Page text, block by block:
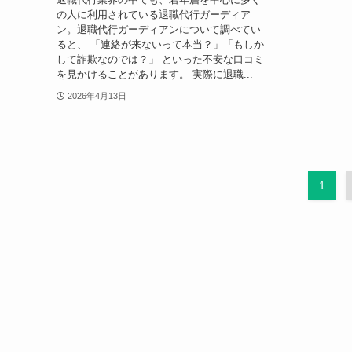
の人に利用されている退職代行ガーディア
ン。退職代行ガーディアンについて調べてい
ると、 「連絡が来ないって本当？」「もしか
して詐欺なのでは？」 といった不安な口コミ
を見かけることがあります。 実際に退職...
2026年4月13日
1